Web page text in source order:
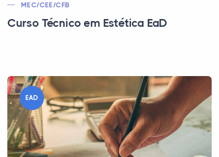
MEC/CEE/CFB
Curso Técnico em Estética EaD
EAD